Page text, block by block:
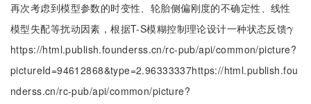
再次考虑到模型参数的时变性、轮胎侧偏刚度的不确定性、线性
模型失配等扰动因素，根据T-S模糊控制理论设计一种状态反馈γ
γ
https://html.publish.founderss.cn/rc-pub/api/common/picture?
pictureId=94612868&type=2.96333337https://html.publish.fou
nderss.cn/rc-pub/api/common/picture?